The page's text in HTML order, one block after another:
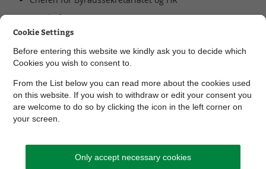
HR-chefen
Næstformanden for hovedMED-udvalget
To betroede sekretariatsmedarbejdere i
Byrådssekretariatet og HR
Anonymitet og IT-sikkerhed
Hvis du laver en indberetning, vælger du selv, om du vil være
enhver form for repressalier.
Cookie Settings
Before entering this website we kindly ask you to decide which
Cookies you wish to consent to.
From the List below you can read more about the cookies used
on this website. If you wish to withdraw or edit your consent you
are welcome to do so by clicking the icon in the left corner on
your screen.
Only accept necessary cookies